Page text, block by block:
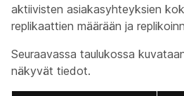
aktiivisten asiakasyhteyksien
replikaattien määrään ja
Seuraavassa taulukossa
näkyvät tiedot.